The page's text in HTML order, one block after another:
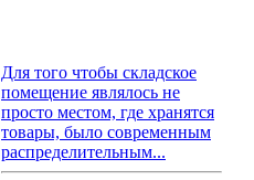
Для того чтобы складское
помещение являлось не
просто местом, где хранятся
товары, было современным
распределительным...